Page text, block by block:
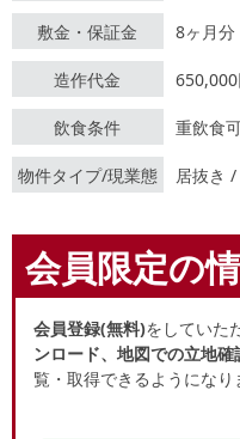
敷金・保証金 8ヶ月分
造作代金
飲食条件 重飲食
物件タイプ/現業態 居抜き
会員限定の
会員登録(無料)をしていた
ンロード、地図での立地確
覧・取得できるようになり